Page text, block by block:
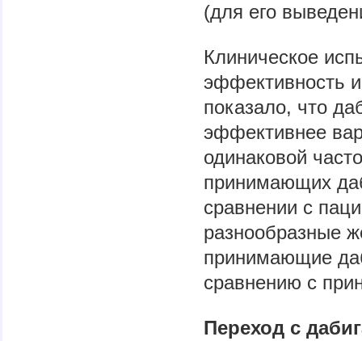
(для его
Клиническое
эффективность
показало, что
эффективнее
одинаковой
принимающих
сравнении с
разнообразные
принимающие
сравнению с
Переход с